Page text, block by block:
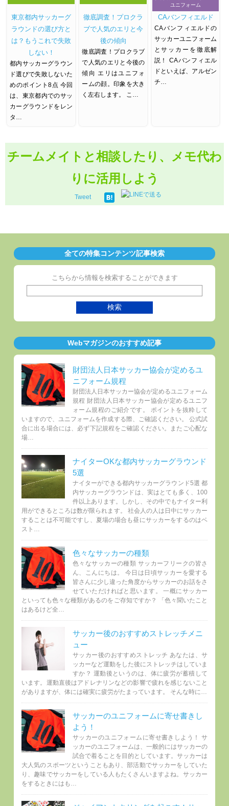
東京都内サッカーグ
ラウンドの選び方と
は？もうこれで失敗
しない！
都内サッカーグラウン
ド選びで失敗しないた
めのポイント8点 今回
は、東京都内でのサッ
カーグラウンドをレン
タ…
徹底調査！プロクラ
ブで人気のエリと今
後の傾向
徹底調査！プロクラブ
で人気のエリと今後の
傾向 エリはユニフォ
ームの顔。印象を大き
く左右します。 こ…
ユニフォーム
CAバンフィエルド
CAバンフィエルドの
サッカーユニフォーム
とサッカーを徹底解
説！ CAバンフィエル
ドといえば、アルゼン
チ…
チームメイトと相談したり、メモ代わ
りに活用しよう
Tweet
全ての特集コンテンツ記事検索
こちらから情報を検索することができます
Webマガジンのおすすめ記事
財団法人日本サッカー協会が定めるユ
ニフォーム規程
財団法人日本サッカー協会が定めるユニフォーム
規程 財団法人日本サッカー協会が定めるユニフ
ォーム規程のご紹介です。 ポイントを抜粋して
いますので、ユニフォームを作成する際、ご確認ください。 公式試
合に出る場合には、必ず下記規程をご確認ください。またご心配な
場…
ナイターOKな都内サッカーグラウンド
5選
ナイターができる都内サッカーグラウンド5選 都
内サッカーグラウンドは、実はとても多く、100
件以上あります。しかし、その中でもナイター利
用ができるところは数が限られます。 社会人の人は日中にサッカー
することは不可能ですし、夏場の場合も昼にサッカーをするのはベ
スト…
色々なサッカーの種類
色々なサッカーの種類 サッカーフリークの皆さ
ん、こんにちは。 今日は日頃サッカーを愛する
皆さんに少し違った角度からサッカーのお話をさ
せていただければと思います。 一概にサッカー
といっても色々な種類があるのをご存知ですか？ 「色々聞いたこと
はあるけど全…
サッカー後のおすすめストレッチメニ
ュー
サッカー後のおすすめストレッチ あなたは、サ
ッカーなど運動をした後にストレッチはしていま
すか？ 運動後というのは、体に疲労が蓄積して
います。運動直後はアドレナリンなどの影響で疲れを感じないこと
がありますが、体には確実に疲労がたまっています。 そんな時に…
サッカーのユニフォームに寄せ書きし
よう！
サッカーのユニフォームに寄せ書きしよう！ サ
ッカーのユニフォームは、一般的にはサッカーの
試合で着ることを目的としています。サッカーは
大人気のスポーツということもあり、部活動でサッカーをしていた
り、趣味でサッカーをしている人もたくさんいますよね。サッカー
をするときにはも…